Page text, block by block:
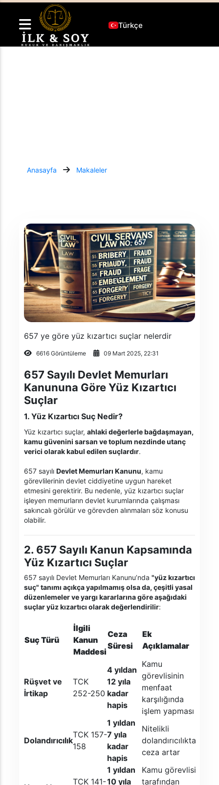
Türkçe
Anasayfa Makaleler
657 ye göre yüz kızartıcı suçlar nelerdir
6616 Görüntüleme 09 Mart 2025, 22:31
657 Sayılı Devlet Memurları
Kanununa Göre Yüz Kızartıcı
Suçlar
1. Yüz Kızartıcı Suç Nedir?
Yüz kızartıcı suçlar, ahlaki değerlerle bağdaşmayan,
kamu güvenini sarsan ve toplum nezdinde utanç
verici olarak kabul edilen suçlardır.
657 sayılı Devlet Memurları Kanunu, kamu
görevlilerinin devlet ciddiyetine uygun hareket
etmesini gerektirir. Bu nedenle, yüz kızartıcı suçlar
işleyen memurların devlet kurumlarında çalışması
sakıncalı görülür ve görevden alınmaları söz konusu
olabilir.
2. 657 Sayılı Kanun Kapsamında
Yüz Kızartıcı Suçlar
657 sayılı Devlet Memurları Kanunu’nda "yüz kızartıcı
suç" tanımı açıkça yapılmamış olsa da, çeşitli yasal
düzenlemeler ve yargı kararlarına göre aşağıdaki
suçlar yüz kızartıcı olarak değerlendirilir:
Suç Türü
İlgili
Kanun
Maddesi
Ceza
Süresi
Ek
Açıklamalar
Rüşvet ve
İrtikap
TCK
252-250
4 yıldan
12 yıla
kadar
hapis
Kamu
görevlisinin
menfaat
karşılığında
işlem yapması
Dolandırıcılık
TCK 157-
158
1 yıldan
7 yıla
kadar
hapis
Nitelikli
dolandırıcılıkta
ceza artar
TCK 141-
1 yıldan
10 yıla
Kamu görevlisi
tarafından